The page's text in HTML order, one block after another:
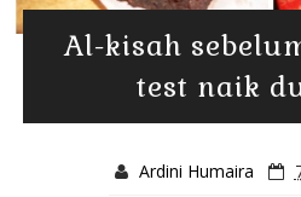
Al-kisah
test naik
Ardini Humaira